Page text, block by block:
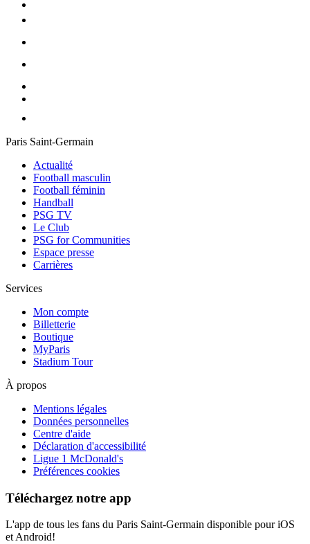
Paris Saint-Germain
Actualité
Football masculin
Football féminin
Handball
PSG TV
Le Club
PSG for Communities
Espace presse
Carrières
Services
Mon compte
Billetterie
Boutique
MyParis
Stadium Tour
À propos
Mentions légales
Données personnelles
Centre d'aide
Déclaration d'accessibilité
Ligue 1 McDonald's
Préférences cookies
Téléchargez notre app
L'app de tous les fans du Paris Saint-Germain disponible pour iOS
et Android!